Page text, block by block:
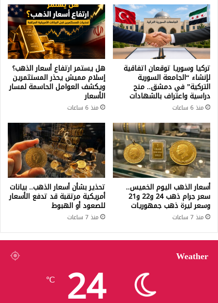
تركيا وسوريا توقعان اتفاقية
لإنشاء “الجامعة السورية
التركية” في دمشق.. منح
دراسية واعتراف بالشهادات
منذ 6 ساعات
هل يستمر ارتفاع أسعار الذهب؟
إسلام مميش يحذر المستثمرين
ويكشف العوامل الحاسمة لمسار
الأسعار
منذ 6 ساعات
أسعار الذهب اليوم الخميس..
سعر جرام ذهب 24 و22 و21
وسعر ليرة ذهب جمهوريات
منذ 7 ساعات
تحذير بشأن أسعار الذهب.. بيانات
أمريكية مرتقبة قد تدفع الأسعار
للصعود أو الهبوط
منذ 7 ساعات
Weather
24
℃